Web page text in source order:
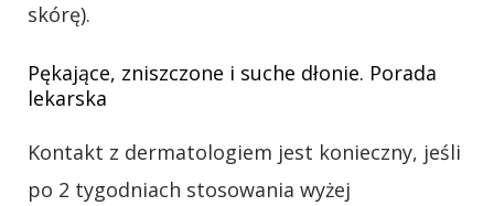
skórę).
Pękające, zniszczone i suche dłonie. Porada
lekarska
Kontakt z dermatologiem jest konieczny, jeśli
po 2 tygodniach stosowania wyżej